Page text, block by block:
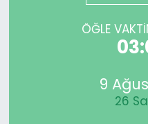
ÖĞLE
9
26
Son Dakika